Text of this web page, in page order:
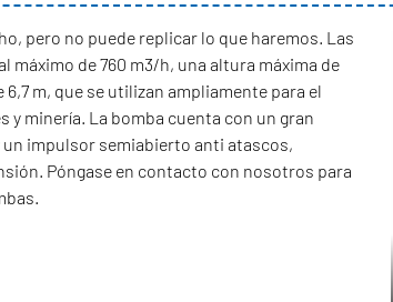
pero no puede replicar lo que haremos. Las
máximo de 760 m3/h, una altura máxima de
m, que se utilizan ampliamente para el
y minería. La bomba cuenta con un gran
impulsor semiabierto anti atascos,
Póngase en contacto con nosotros para